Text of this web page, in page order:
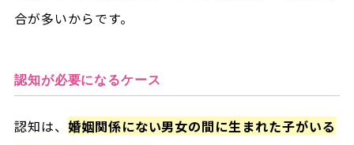
合が多いからです。
認知が必要になるケース
認知は、 婚姻関係にない男女の間に生まれた子がいる